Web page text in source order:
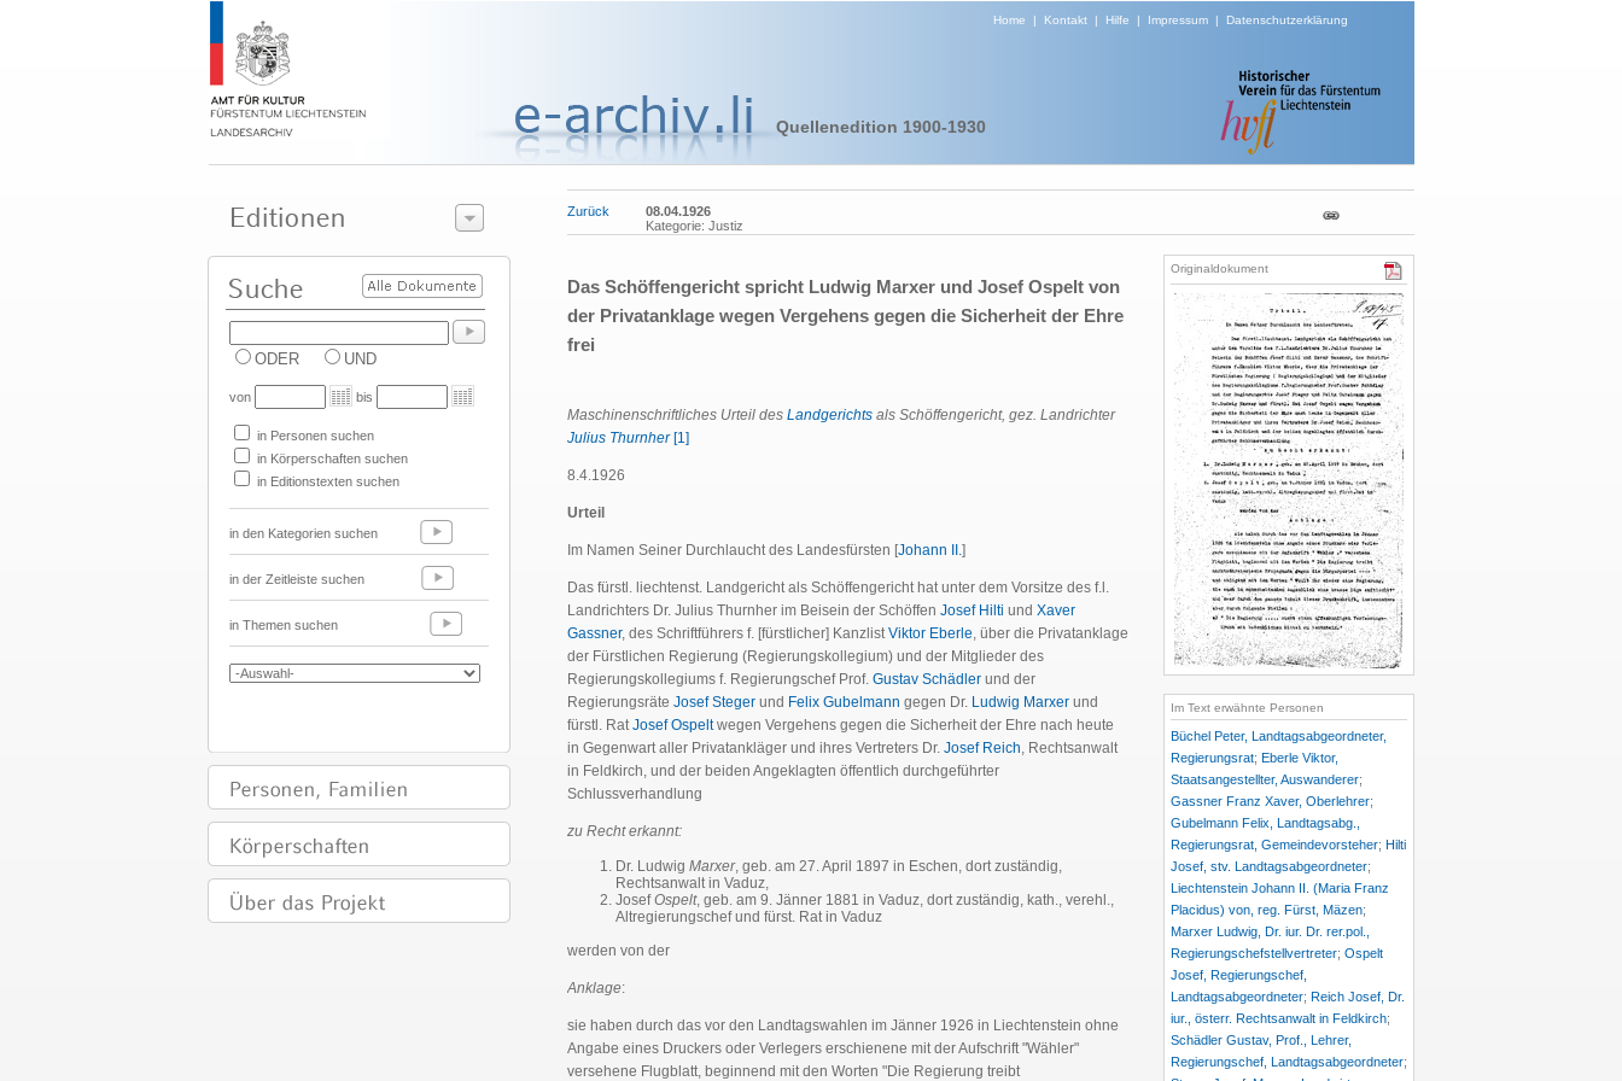
Home | Kontakt| Hilfe | Impressum| Datenschutzerklärung
Quellenedition 1900-1930
ODER UND
von bis
in Personen suchen
in Körperschaften suchen
in Editionstexten suchen
in den Kategorien suchen
in der Zeitleiste suchen
in Themen suchen
Zurück
08.04.1926
Kategorie: Justiz
Das Schöffengericht spricht Ludwig Marxer und Josef Ospelt von
der Privatanklage wegen Vergehens gegen die Sicherheit der Ehre
frei
Maschinenschriftliches Urteil des Landgerichts als Schöffengericht, gez. Landrichter
Julius Thurnher [1]
8.4.1926
Urteil
Im Namen Seiner Durchlaucht des Landesfürsten [Johann II.]
Das fürstl. liechtenst. Landgericht als Schöffengericht hat unter dem Vorsitze des f.l.
Landrichters Dr. Julius Thurnher im Beisein der Schöffen Josef Hilti und Xaver
Gassner, des Schriftführers f. [fürstlicher] KanzlistViktor Eberle, über die Privatanklage
der Fürstlichen Regierung (Regierungskollegium) und der Mitglieder des
Regierungskollegiums f. Regierungschef Prof. Gustav Schädler und der
Regierungsräte Josef Steger und Felix Gubelmann gegen Dr. Ludwig Marxer und
fürstl. RatJosef Ospeltwegen Vergehens gegen die Sicherheit der Ehre nach heute
in Gegenwart aller Privatankläger und ihres Vertreters Dr. Josef Reich, Rechtsanwalt
in Feldkirch, und der beiden Angeklagten öffentlich durchgeführter
Schlussverhandlung
zu Recht erkannt:
Dr. Ludwig Marxer, geb. am 27. April 1897 in Eschen, dort zuständig,
Rechtsanwalt in Vaduz,
JosefOspelt, geb. am 9. Jänner 1881 in Vaduz, dort zuständig, kath., verehl.,
Altregierungschef und fürst. Rat in Vaduz
werden von der
Anklage:
sie haben durch das vor den Landtagswahlen im Jänner 1926 in Liechtenstein ohne
Angabe eines Druckers oder Verlegers erschienene mit der Aufschrift "Wähler"
versehene Flugblatt, beginnend mit den Worten "Die Regierung treibt
Originaldokument
Im Text erwähnte Personen
Büchel Peter, Landtagsabgeordneter,
Regierungsrat; Eberle Viktor,
Staatsangestellter, Auswanderer;
Gassner Franz Xaver, Oberlehrer;
Gubelmann Felix, Landtagsabg.,
Regierungsrat, Gemeindevorsteher; Hilti
Josef, stv. Landtagsabgeordneter;
Liechtenstein Johann II. (Maria Franz
Placidus) von, reg. Fürst, Mäzen;
Marxer Ludwig, Dr. iur. Dr. rer.pol.,
Regierungschefstellvertreter; Ospelt
Josef, Regierungschef,
Landtagsabgeordneter; Reich Josef, Dr.
iur., österr. Rechtsanwalt in Feldkirch;
Schädler Gustav, Prof., Lehrer,
Regierungschef, Landtagsabgeordneter;